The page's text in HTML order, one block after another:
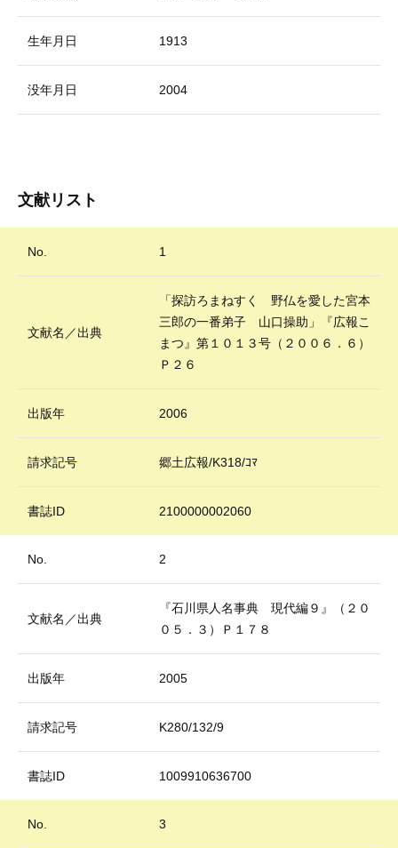
生年月日 1913
没年月日 2004
文献リスト
No. 1
文献名／出典
「探訪ろまねすく 野仏を愛した宮本
三郎の一番弟子 山口操助」『広報こ
まつ』第１０１３号（２００６．６）
Ｐ２６
出版年 2006
請求記号 郷土広報/K318/ｺﾏ
書誌ID 2100000002060
No. 2
文献名／出典
『石川県人名事典 現代編９』（２０
０５．３）Ｐ１７８
出版年 2005
請求記号 K280/132/9
書誌ID 1009910636700
No. 3